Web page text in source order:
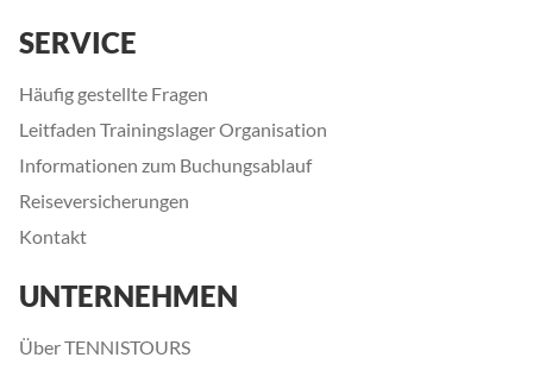
SERVICE
Häufig gestellte Fragen
Leitfaden Trainingslager Organisation
Informationen zum Buchungsablauf
Reiseversicherungen
Kontakt
UNTERNEHMEN
Über TENNISTOURS